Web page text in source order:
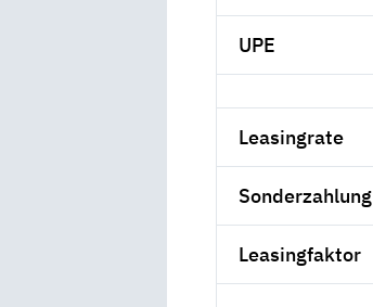
UPE
Leasingrate
Sonderzahlung
Leasingfaktor